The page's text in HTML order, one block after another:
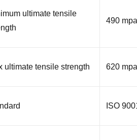
ultimate tensile
490 mpa
ultimate tensile strength 620 mpa
ISO